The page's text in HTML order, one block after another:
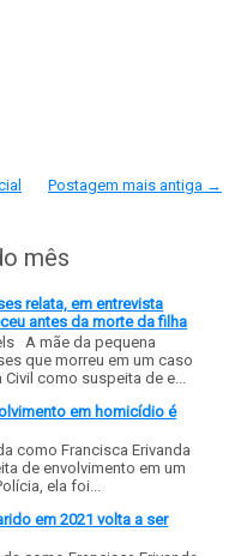
Postagem mais antiga →
mês
relata, em entrevista
antes da morte da filha
A mãe da pequena
que morreu em um caso
como suspeita de e...
em homicídio é
como Francisca Erivanda
de envolvimento em um
ela foi...
em 2021 volta a ser